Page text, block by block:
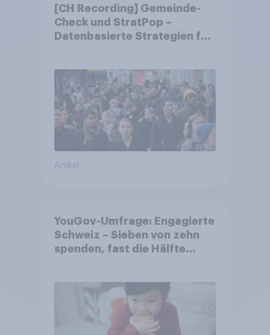
[CH Recording] Gemeinde-
Check und StratPop –
Datenbasierte Strategien für
Artikel
YouGov-Umfrage: Engagierte
Schweiz – Sieben von zehn
spenden, fast die Hälfte